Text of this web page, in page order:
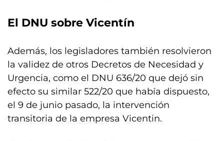
El DNU sobre Vicentín
Además, los legisladores también resolvieron
la validez de otros Decretos de Necesidad y
Urgencia, como el DNU 636/20 que dejó sin
efecto su similar 522/20 que había dispuesto,
el 9 de junio pasado, la intervención
transitoria de la empresa Vicentin.